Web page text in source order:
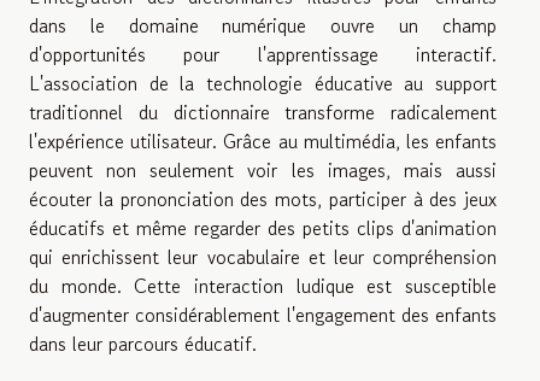
dans le domaine numérique ouvre un champ
d'opportunités pour l'apprentissage interactif.
L'association de la technologie éducative au support
traditionnel du dictionnaire transforme radicalement
l'expérience utilisateur. Grâce au multimédia, les enfants
peuvent non seulement voir les images, mais aussi
écouter la prononciation des mots, participer à des jeux
éducatifs et même regarder des petits clips d'animation
qui enrichissent leur vocabulaire et leur compréhension
du monde. Cette interaction ludique est susceptible
d'augmenter considérablement l'engagement des enfants
dans leur parcours éducatif.